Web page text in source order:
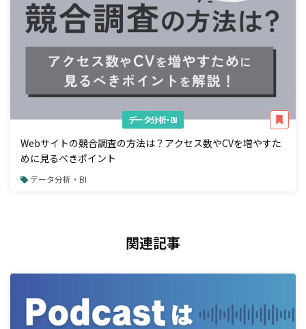
データ分析・BI
Webサイトの競合調査の方法は？アクセス数やCVを増やすた
めに見るべきポイント
データ分析・BI
関連記事